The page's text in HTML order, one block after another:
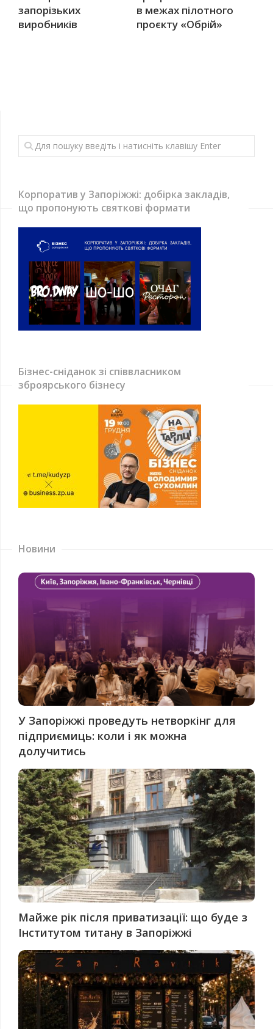
запорізьких
виробників
в межах пілотного
проєкту «Обрій»
Корпоратив у Запоріжжі: добірка закладів,
що пропонують святкові формати
Бізнес-сніданок зі співвласником
зброярського бізнесу
Новини
У Запоріжжі проведуть нетворкінг для
підприємиць: коли і як можна
долучитись
Майже рік після приватизації: що буде з
Інститутом титану в Запоріжжі